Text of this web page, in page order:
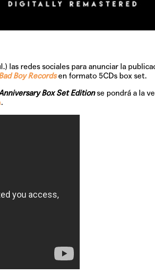
las redes sociales para anunciar la
Boy Recordsen formato 5CDs box set.
Box Set Editionse pondrá a la
.